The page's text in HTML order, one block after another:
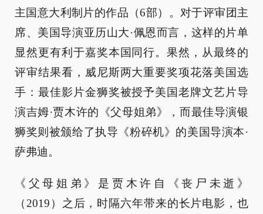
主国意大利制片的作品（6部）。对于评审团主
席、美国导演亚历山大·佩恩而言，这样的片单
显然更有利于嘉奖本国同行。果然，从最终的
评审结果看，威尼斯两大重要奖项花落美国选
手：最佳影片金狮奖被授予美国老牌文艺片导
演吉姆·贾木许的《父母姐弟》，而最佳导演银
狮奖则被颁给了执导《粉碎机》的美国导演本·
萨弗迪。
《父母姐弟》是贾木许自《丧尸未逝》
（2019）之后，时隔六年带来的长片电影，也